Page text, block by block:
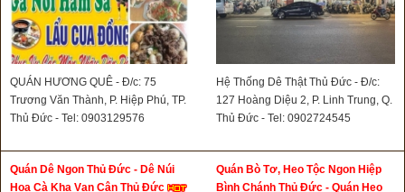
QUÁN HƯƠNG QUÊ - Đ/c: 75
Trương Văn Thành, P. Hiệp Phú, TP.
Thủ Đức - Tel: 0903129576
Hệ Thống Dê Thật Thủ Đức - Đ/c:
127 Hoàng Diệu 2, P. Linh Trung, Q.
Thủ Đức - Tel: 0902724545
Quán Dê Ngon Thủ Đức - Dê Núi
Hoa Cà Kha Vạn Cân Thủ Đức
Quán Bò Tơ, Heo Tộc Ngon Hiệp
Bình Chánh Thủ Đức - Quán Heo